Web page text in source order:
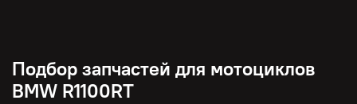
Подбор запчастей для мотоциклов
BMW R1100RT